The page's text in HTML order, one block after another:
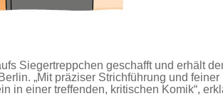
Siegertreppchen geschafft und erhält
„Mit präziser Strichführung und feiner
in einer treffenden, kritischen Komik“,